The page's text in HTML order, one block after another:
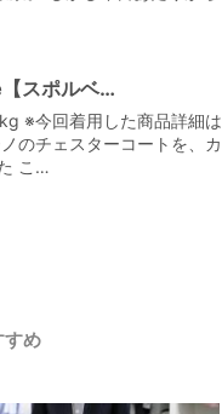
スポルベ…
※今回着用した商品詳細は
のチェスターコートを、カ
こ…
すめ